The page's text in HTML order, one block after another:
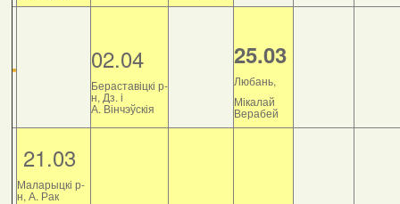
02.04
Бераставіцкі р-
н, Дз. і
А. Вінчэўскія
25.03
Любань,
Мікалай
Верабей
21.03
Маларыцкі р-
н, А. Рак